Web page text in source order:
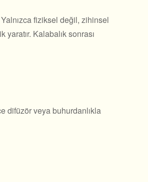
Yalnızca fiziksel değil, zihinsel
Kalabalık sonrası
difüzör veya buhurdanlıkla